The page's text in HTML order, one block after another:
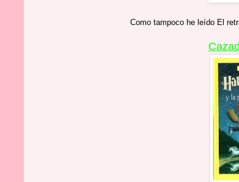
Como tampoco he leído El